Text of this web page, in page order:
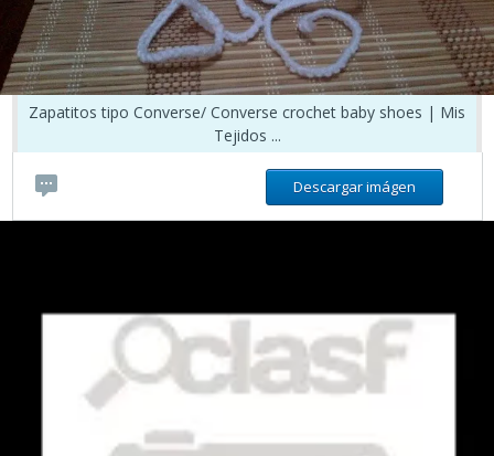
Zapatitos tipo Converse/ Converse crochet baby shoes | Mis
Tejidos ...
Descargar imágen